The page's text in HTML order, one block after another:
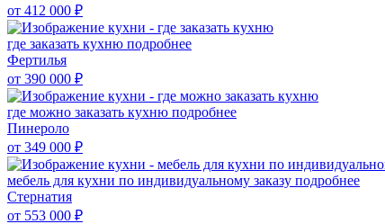
от 412 000 ₽
где заказать кухню подробнее
Фертилья
от 390 000 ₽
где можно заказать кухню подробнее
Пинероло
от 349 000 ₽
мебель для кухни по индивидуальному заказу подробнее
Стернатия
от 553 000 ₽